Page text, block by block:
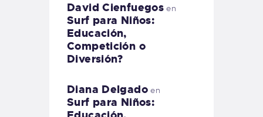
David Cienfuegos en
Surf para Niños:
Educación,
Competición o
Diversión?
Diana Delgadoen
Surf para Niños: